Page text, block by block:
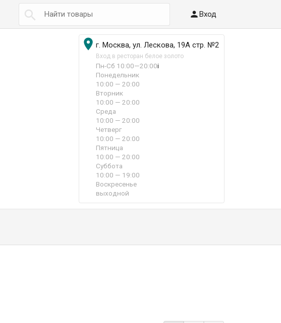
 Вход
 г. Москва, ул. Лескова, 19А стр. №2
Вход в ресторан белое золото
Пн-Сб 10:00—20:00i
Понедельник
10:00 — 20:00
Вторник
10:00 — 20:00
Среда
10:00 — 20:00
Четверг
10:00 — 20:00
Пятница
10:00 — 20:00
Суббота
10:00 — 19:00
Воскресенье
выходной